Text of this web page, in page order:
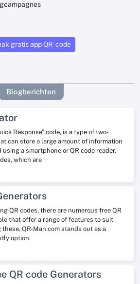
gratis app QR -code
Blogberichten
Response” code, is a type of two-
can store a large amount of information
a smartphone or QR code reader.
which are
QR codes, there are numerous free QR
that offer a range of features to suit
QR-Man.com stands out as a
option.
QR code Generators